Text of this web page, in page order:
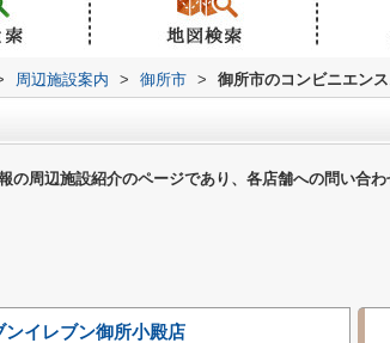
周辺施設案内 > 御所市 > 御所市のコンビニエン
の周辺施設紹介のページであり、各店舗への問い合わ
ンイレブン御所小殿店